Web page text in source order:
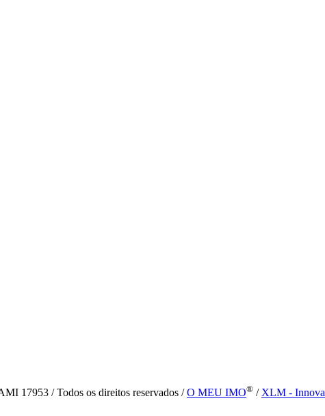
17953 / Todos os direitos reservados /O MEU IMO® / XLM -